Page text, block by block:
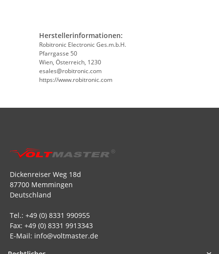
Herstellerinformationen:
Robitronic Electronic Ges.m.b.H.
Pfarrgasse 50
Wien, Österreich, 1230
esales@robitronic.com
https://www.robitronic.com
Dickenreiser Weg 18d
87700 Memmingen
Deutschland
Tel.: +49 (0) 8331 990955
Fax: +49 (0) 8331 9913343
E-Mail: info@voltmaster.de